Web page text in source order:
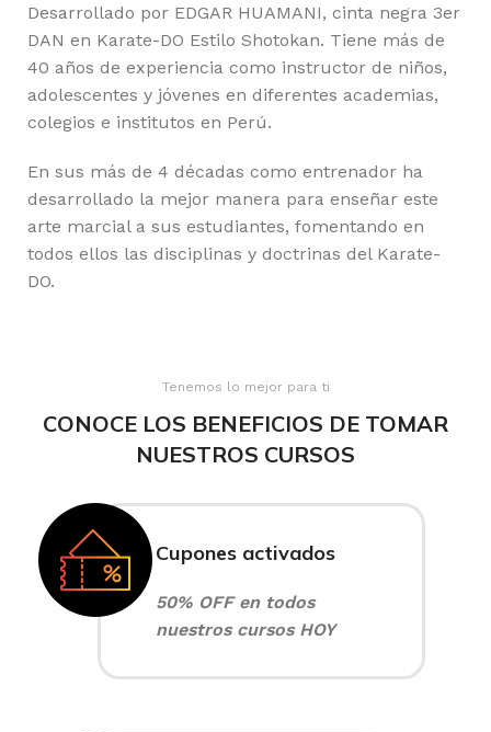
Desarrollado por EDGAR HUAMANI, cinta negra 3er
DAN en Karate-DO Estilo Shotokan. Tiene más de
40 años de experiencia como instructor de niños,
adolescentes y jóvenes en diferentes academias,
colegios e institutos en Perú.
En sus más de 4 décadas como entrenador ha
desarrollado la mejor manera para enseñar este
arte marcial a sus estudiantes, fomentando en
todos ellos las disciplinas y doctrinas del Karate-
DO.
Tenemos lo mejor para ti
CONOCE LOS BENEFICIOS DE TOMAR
NUESTROS CURSOS
Cupones activados
50% OFF en todos
nuestros cursos HOY